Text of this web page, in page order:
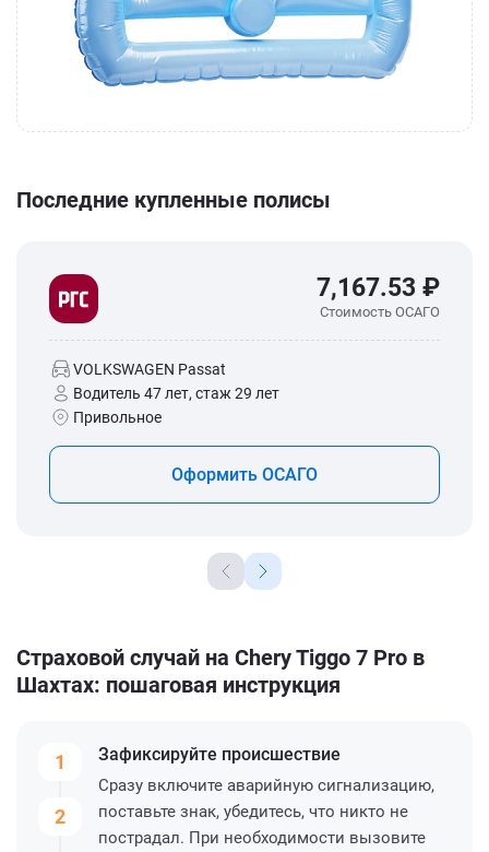
Последние купленные полисы
7,167.53 ₽
Стоимость ОСАГО
VOLKSWAGEN Passat
Водитель 47 лет, стаж 29 лет
Привольное
Оформить ОСАГО
Страховой случай на Chery Tiggo 7 Pro в
Шахтах: пошаговая инструкция
1
2
Зафиксируйте происшествие
Сразу включите аварийную сигнализацию,
поставьте знак, убедитесь, что никто не
пострадал. При необходимости вызовите